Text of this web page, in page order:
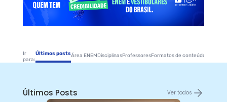
Ir
para:
Últimos postsÁrea ENEMDisciplinasProfessoresFormatos de conteúdos
Últimos Posts Ver todos